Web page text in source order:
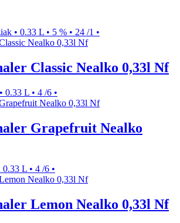
• 0.33 L • 5 % • 24 /1 •
Classic Nealko 0,33l Nf
• 0.33 L • 4 /6 •
Grapefruit Nealko
0.33 L • 4 /6 •
Lemon Nealko 0,33l Nf